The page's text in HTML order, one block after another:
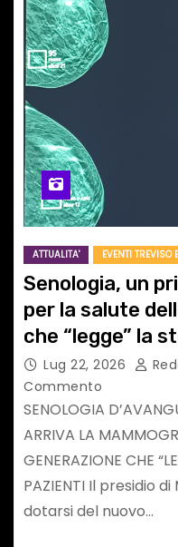
ATTUALITA' EVENTI TREVISO
Senologia, un
per la salute
che “legge” la
Lug 22, 2026
Commento
SENOLOGIA
ARRIVA LA
GENERAZIONE CHE
PAZIENTI Il presidio
dotarsi del nuovo…